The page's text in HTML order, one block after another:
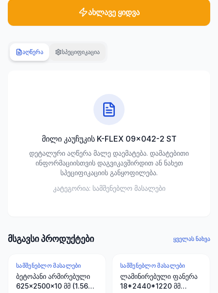
ბაღი და
701
პროდუქტი
კლიმატური
ტექნიკა
107
პროდუქტი
ხელსაწყოები
30
სამაგრები
20
ახლავე ყიდვა
აღწერა სპეციფიკაცია
მილი კაუჩუკის K-FLEX 09x042-2 ST
დეტალური აღწერა მალე დაემატება. დამატებითი
ინფორმაციისთვის დაგვიკავშირდით ან ნახეთ
სპეციფიკაციის განყოფილება.
კატეგორია: სამშენებლო მასალები
მსგავსი პროდუქტები ყველას ნახვა
ᲡᲐᲛᲨᲔᲜᲔᲑᲚᲝ ᲛᲐᲡᲐᲚᲔᲑᲘ
ბეტოპანი არმირებული
625x2500x10 მმ (1.5625
ᲡᲐᲛᲨᲔᲜᲔᲑᲚᲝ ᲛᲐᲡᲐᲚᲔᲑᲘ
ლამინირებული ფანერა
18*2440*1220 მმ